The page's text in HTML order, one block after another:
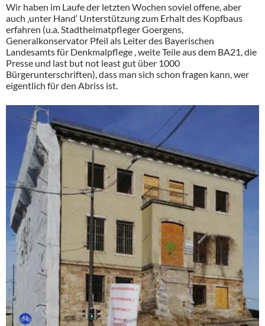
Wir haben im Laufe der letzten Wochen soviel offene, aber
auch ‚unter Hand‘ Unterstützung zum Erhalt des Kopfbaus
erfahren (u.a. Stadtheimatpfleger Goergens,
Generalkonservator Pfeil als Leiter des Bayerischen
Landesamts für Denkmalpflege , weite Teile aus dem BA21, die
Presse und last but not least gut über 1000
Bürgerunterschriften), dass man sich schon fragen kann, wer
eigentlich für den Abriss ist.